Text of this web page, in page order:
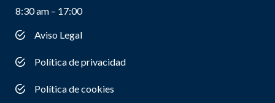
8:30 am – 17:00
Aviso Legal
Política de privacidad
Política de cookies